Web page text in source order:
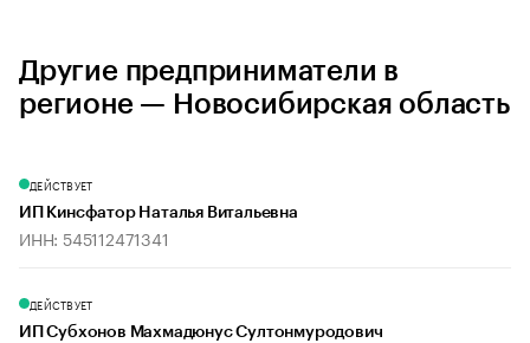
Другие предприниматели в
регионе — Новосибирская область
ДЕЙСТВУЕТ
ИП Кинсфатор Наталья Витальевна
ИНН: 545112471341
ДЕЙСТВУЕТ
ИП Субхонов Махмадюнус Султонмуродович